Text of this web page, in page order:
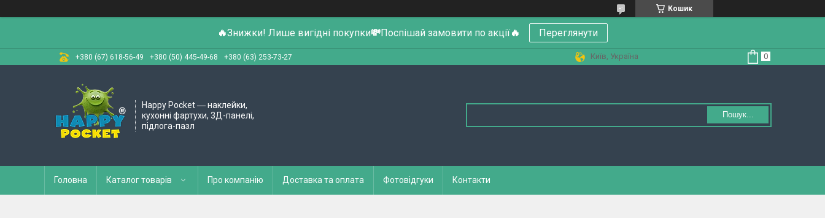
Кошик
🔥Знижки! Лише вигідні покупки💸Поспішай замовити по акції🔥 Переглянути
+380 (67) 618-56-49 +380 (50) 445-49-68 +380 (63) 253-73-27 Київ, Україна
Happy Pocket ― наклейки,
кухонні фартухи, 3Д-панелі,
підлога-пазл
Пошук...
Головна Каталог товарів Про компанію Доставка та оплата Фотовідгуки Контакти